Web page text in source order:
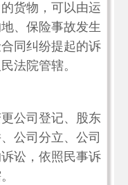
货物，可以由运
、保险事故发生
同纠纷提起的诉
法院管辖。
公司登记、股东
公司分立、公司
讼，依照民事诉